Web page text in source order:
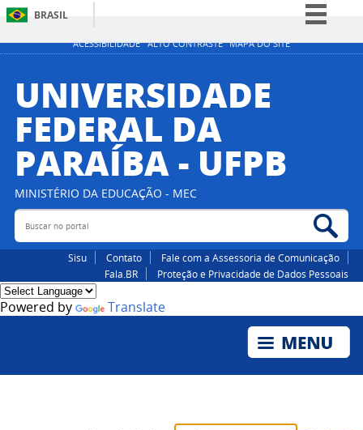
ACESSIBILIDADE ALTO CONTRASTE MAPA DO SITE
BRASIL
Simplifique!
Participe
Acesso à informação
Canais
UNIVERSIDADE
FEDERAL DA
PARAÍBA - UFPB
MINISTÉRIO DA EDUCAÇÃO - MEC
Buscar no portal
Sisu Contato
Fale com a Assessoria de Comunicação
Fala.BR
Proteção e Privacidade de Dados Pessoais
Powered by Translate